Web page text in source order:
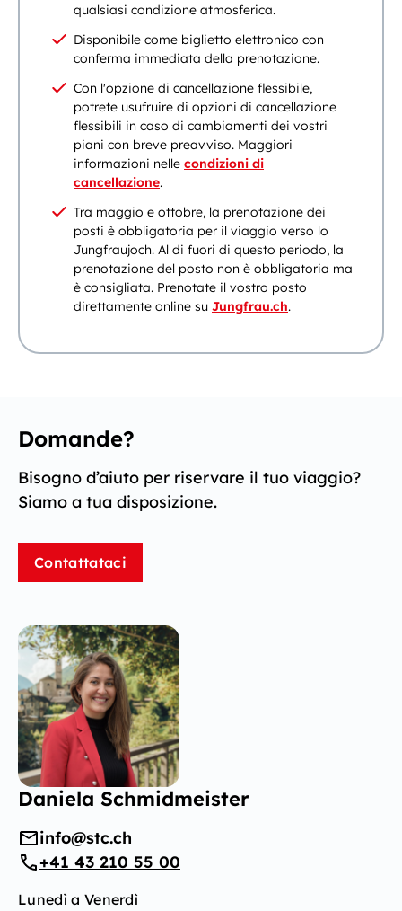
qualsiasi condizione atmosferica.
Disponibile come biglietto elettronico con
conferma immediata della prenotazione.
Con l'opzione di cancellazione flessibile,
potrete usufruire di opzioni di cancellazione
flessibili in caso di cambiamenti dei vostri
piani con breve preavviso. Maggiori
informazioni nelle condizioni di
cancellazione.
Tra maggio e ottobre, la prenotazione dei
posti è obbligatoria per il viaggio verso lo
Jungfraujoch. Al di fuori di questo periodo, la
prenotazione del posto non è obbligatoria ma
è consigliata. Prenotate il vostro posto
direttamente online su Jungfrau.ch.
Domande?
Bisogno d’aiuto per riservare il tuo viaggio?
Siamo a tua disposizione.
Contattataci
Daniela Schmidmeister
info@stc.ch
+41 43 210 55 00
Lunedì a Venerdì